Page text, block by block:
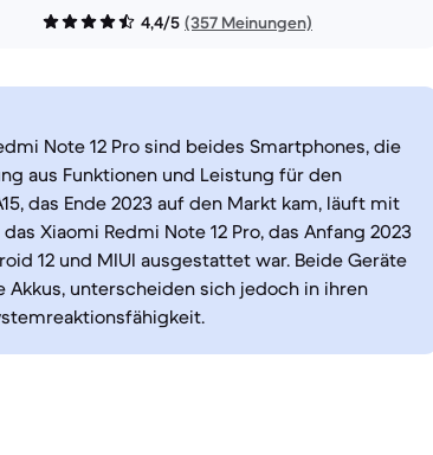
4,4/5 (357 Meinungen)
Note 12 Pro sind beides Smartphones, die
aus Funktionen und Leistung für den
das Ende 2023 auf den Markt kam, läuft mit
Xiaomi Redmi Note 12 Pro, das Anfang 2023
12 und MIUI ausgestattet war. Beide Geräte
Akkus, unterscheiden sich jedoch in ihren